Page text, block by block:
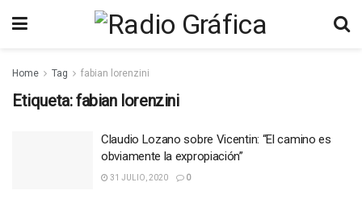
Home Tag fabian lorenzini
Etiqueta:fabian lorenzini
Claudio Lozano sobre Vicentin: “El camino es
obviamente la expropiación”
31 JULIO, 2020 0